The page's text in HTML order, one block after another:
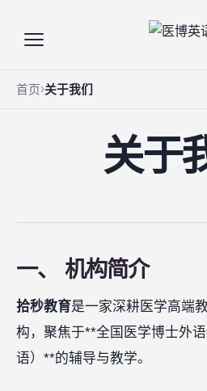
首页 关于我们
关于
一、 机构简介
拾秒教育是一家深耕医学高端
构，聚焦于**全国医学博士外
语）**的辅导与教学。